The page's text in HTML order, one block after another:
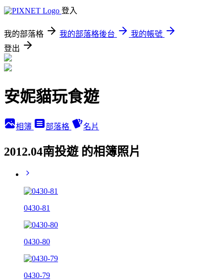
登入
我的部落格 我的部落格後台
我的帳號
登出
安妮貓玩食遊
相簿 部落格 名片
2012.04南投遊 的相簿照片
0430-81
0430-80
0430-79